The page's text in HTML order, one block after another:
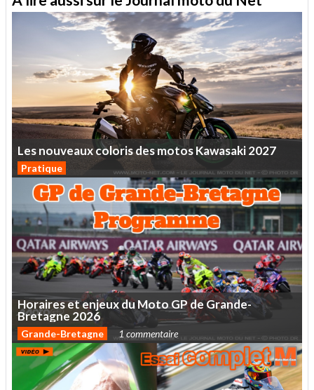
LesnouveauxcolorisdesmotosKawasaki2027
Pratique
HorairesetenjeuxduMotoGPdeGrande-
Bretagne 2026
Grande-Bretagne 1 commentaire